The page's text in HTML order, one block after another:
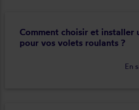
Comment choisir et installer
pour vos volets roulants ?
En